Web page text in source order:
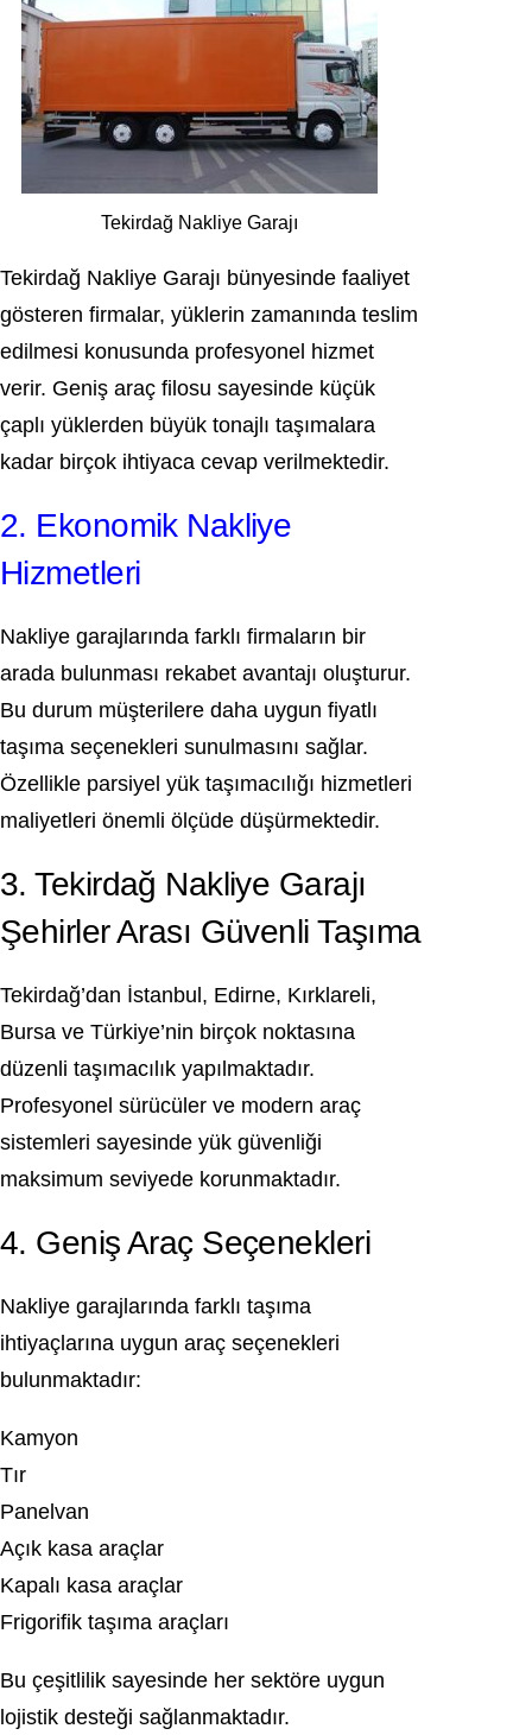
Tekirdağ Nakliye Garajı
Tekirdağ Nakliye Garajı bünyesinde faaliyet
gösteren firmalar, yüklerin zamanında teslim
edilmesi konusunda profesyonel hizmet
verir. Geniş araç filosu sayesinde küçük
çaplı yüklerden büyük tonajlı taşımalara
kadar birçok ihtiyaca cevap verilmektedir.
2. Ekonomik Nakliye
Hizmetleri
Nakliye garajlarında farklı firmaların bir
arada bulunması rekabet avantajı oluşturur.
Bu durum müşterilere daha uygun fiyatlı
taşıma seçenekleri sunulmasını sağlar.
Özellikle parsiyel yük taşımacılığı hizmetleri
maliyetleri önemli ölçüde düşürmektedir.
3. Tekirdağ Nakliye Garajı
Şehirler Arası Güvenli Taşıma
Tekirdağ’dan İstanbul, Edirne, Kırklareli,
Bursa ve Türkiye’nin birçok noktasına
düzenli taşımacılık yapılmaktadır.
Profesyonel sürücüler ve modern araç
sistemleri sayesinde yük güvenliği
maksimum seviyede korunmaktadır.
4. Geniş Araç Seçenekleri
Nakliye garajlarında farklı taşıma
ihtiyaçlarına uygun araç seçenekleri
bulunmaktadır:
Kamyon
Tır
Panelvan
Açık kasa araçlar
Kapalı kasa araçlar
Frigorifik taşıma araçları
Bu çeşitlilik sayesinde her sektöre uygun
lojistik desteği sağlanmaktadır.